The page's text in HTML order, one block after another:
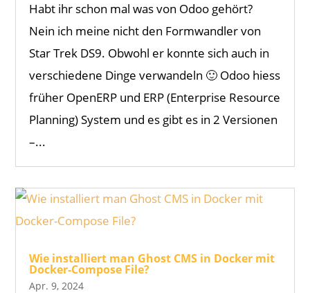
Habt ihr schon mal was von Odoo gehört?
Nein ich meine nicht den Formwandler von
Star Trek DS9. Obwohl er konnte sich auch in
verschiedene Dinge verwandeln 🙂 Odoo hiess
früher OpenERP und ERP (Enterprise Resource
Planning) System und es gibt es in 2 Versionen
–...
Wie installiert man Ghost CMS in Docker mit
Docker-Compose File?
Apr. 9, 2024